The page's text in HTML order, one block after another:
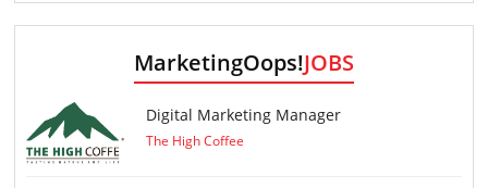
MarketingOops!JOBS
Digital Marketing Manager
The High Coffee